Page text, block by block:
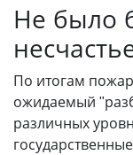
Не было
По итогам
ожидаемый
различных